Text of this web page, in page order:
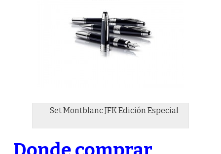
Set Montblanc JFK Edición Especial